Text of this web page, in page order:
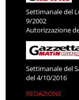
Settimanale del
9/2002
Autorizzazione
Settimanale del
del 4/10/2016
REDAZIONE